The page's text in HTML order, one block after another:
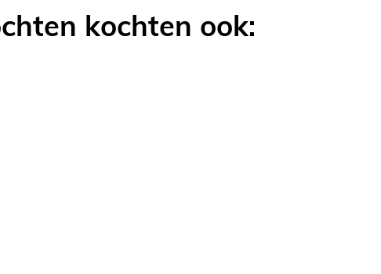
kochten ook: